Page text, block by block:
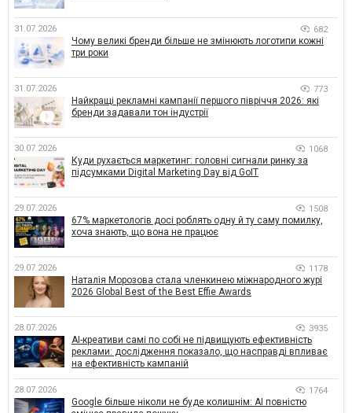
31.07.2026 682
Чому великі бренди більше не змінюють логотипи кожні
три роки
31.07.2026 773
Найкращі рекламні кампанії першого півріччя 2026: які
бренди задавали тон індустрії
30.07.2026 1068
Куди рухається маркетинг: головні сигнали ринку за
підсумками Digital Marketing Day від GoIT
29.07.2026 1508
67% маркетологів досі роблять одну й ту саму помилку,
хоча знають, що вона не працює
29.07.2026 1178
Наталія Морозова стала членкинею міжнародного журі
2026 Global Best of the Best Effie Awards
28.07.2026 3935
AI-креативи самі по собі не підвищують ефективність
реклами: дослідження показало, що насправді впливає
на ефективність кампаній
28.07.2026 1764
Google більше ніколи не буде колишнім: AI повністю